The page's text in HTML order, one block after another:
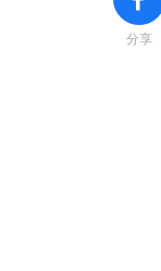
分享